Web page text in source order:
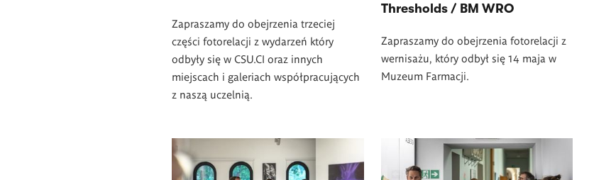
Zapraszamy do obejrzenia trzeciej
części fotorelacji z wydarzeń który
odbyły się w CSU.CI oraz innych
miejscach i galeriach współpracujących
z naszą uczelnią.
Thresholds / BM WRO
Zapraszamy do obejrzenia fotorelacji z
wernisażu, który odbył się 14 maja w
Muzeum Farmacji.